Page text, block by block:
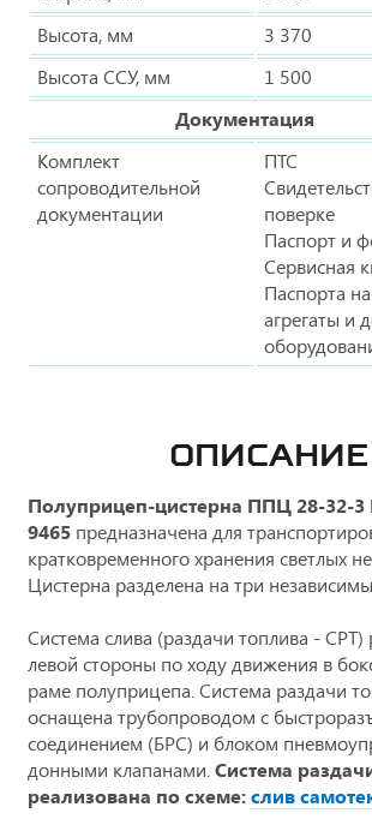
Высота, мм
3 370
Высота ССУ, мм
1 500
Документация
Комплект
сопроводительной
документации
ПТС
поверке
Паспорт и
Сервисная
Паспорта
агрегаты и
ОПИСАНИЕ
Полуприцеп-цистерна ППЦ 28-32-3
9465 предназначена для
кратковременного хранения светлых
Цистерна разделена на три
Система слива (раздачи топлива -
левой стороны по ходу движения в
раме полуприцепа. Система раздачи
оснащена трубопроводом с
соединением (БРС) и блоком
донными клапанами. Система
реализована по схеме:слив